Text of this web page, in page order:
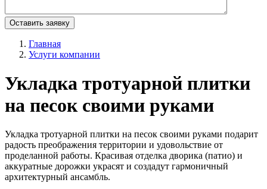
Оставить заявку
Главная
Услуги компании
Укладка тротуарной плитки
на песок своими руками
Укладка тротуарной плитки на песок своими руками подарит
радость преображения территории и удовольствие от
проделанной работы. Красивая отделка дворика (патио) и
аккуратные дорожки украсят и создадут гармоничный
архитектурный ансамбль.